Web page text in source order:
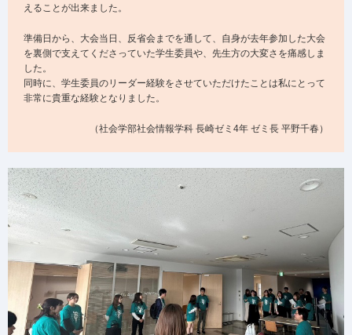
えることが出来ました。
準備日から、大会当日、反省会までを通して、自身が去年参加した大会
を裏側で支えてくださっていた学生委員や、先生方の大変さを痛感しま
した。
同時に、学生委員のリーダー経験をさせていただけたことは私にとって
非常に貴重な経験となりました。
（社会学部社会情報学科 長崎ゼミ4年 ゼミ長 平野千春）